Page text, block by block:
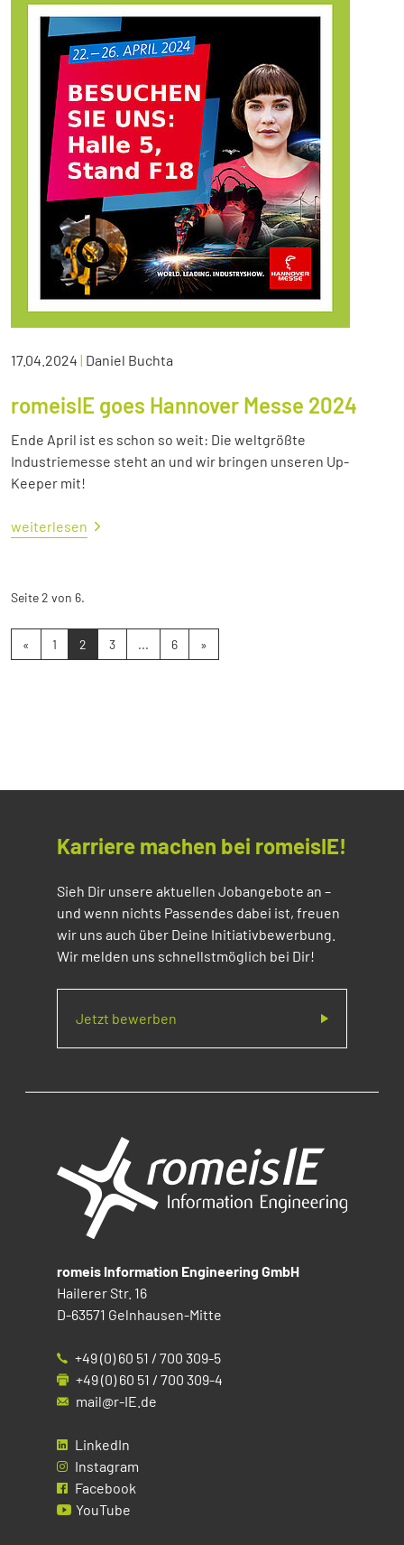
17.04.2024 | Daniel Buchta
romeisIE goes Hannover Messe 2024
Ende April ist es schon so weit: Die weltgrößte
Industriemesse steht an und wir bringen unseren Up-
Keeper mit!
weiterlesen
Seite 2 von 6.
« 1 2 3 ... 6 »
Karriere machen bei romeisIE!
Sieh Dir unsere aktuellen Jobangebote an –
und wenn nichts Passendes dabei ist, freuen
wir uns auch über Deine Initiativbewerbung.
Wir melden uns schnellstmöglich bei Dir!
Jetzt bewerben
romeis Information Engineering GmbH
Hailerer Str. 16
D-63571 Gelnhausen-Mitte
+49 (0) 60 51 / 700 309-5
+49 (0) 60 51 / 700 309-4
mail@r-IE.de
LinkedIn
Instagram
Facebook
YouTube